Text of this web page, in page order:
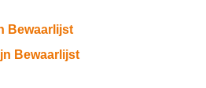
Bewaarlijst
Bewaarlijst